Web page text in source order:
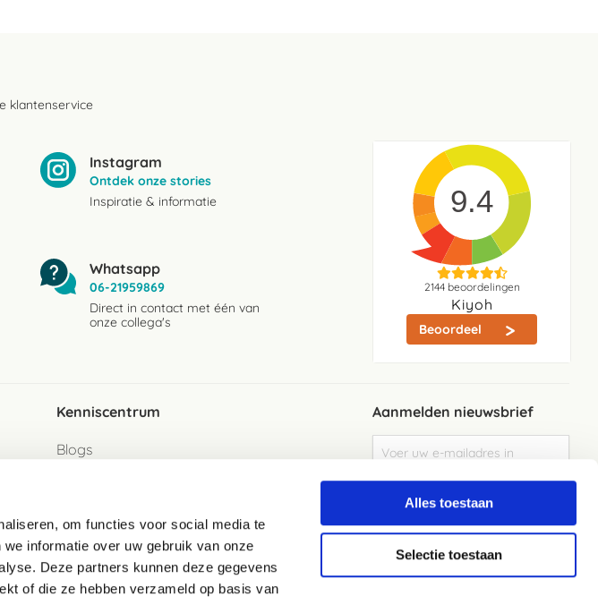
om functies voor social media te
informatie over uw gebruik van onze
Deze partners kunnen deze gegevens
of die ze hebben verzameld op basis van
Alles toestaan
Selectie toestaan
klantenservice
Instagram
Ontdek onze stories
Inspiratie & informatie
Whatsapp
06-21959869
Direct in contact met één van
onze collega's
9.4
2144beoordelingen
Kiyoh
Beoordeel
Kenniscentrum
Blogs
Aanmelden nieuwsbrief
u
op
Elke week de beste acties en het laaste